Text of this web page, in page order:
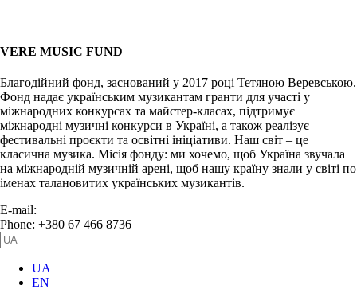
VERE MUSIC FUND
Благодійний фонд, заснований у 2017 році Тетяною Веревською.
Фонд надає українським музикантам гранти для участі у
міжнародних конкурсах та майстер-класах, підтримує
міжнародні музичні конкурси в Україні, а також реалізує
фестивальні проєкти та освітні ініціативи. Наш світ – це
класична музика. Місія фонду: ми хочемо, щоб Україна звучала
на міжнародній музичній арені, щоб нашу країну знали у світі по
іменах талановитих українських музикантів.
E-mail:
Phone: +380 67 466 8736
UA
EN